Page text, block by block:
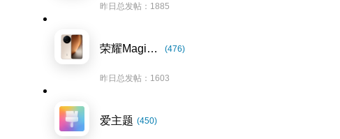
昨日总发帖：1885
荣耀Magic8系列 (476)
昨日总发帖：1603
爱主题 (450)